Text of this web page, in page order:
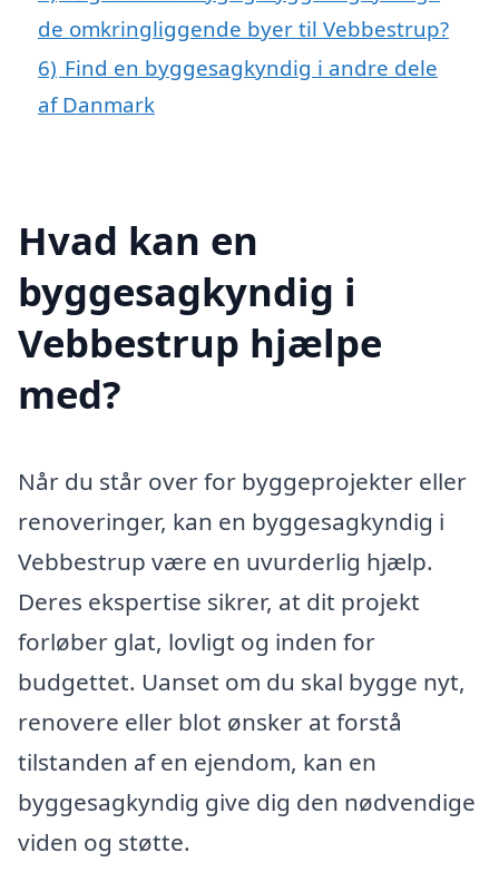
de omkringliggende byer til Vebbestrup?
6) Find en byggesagkyndig i andre dele
af Danmark
Hvad kan en
byggesagkyndig i
Vebbestrup hjælpe
med?
Når du står over for byggeprojekter eller
renoveringer, kan en byggesagkyndig i
Vebbestrup være en uvurderlig hjælp.
Deres ekspertise sikrer, at dit projekt
forløber glat, lovligt og inden for
budgettet. Uanset om du skal bygge nyt,
renovere eller blot ønsker at forstå
tilstanden af en ejendom, kan en
byggesagkyndig give dig den nødvendige
viden og støtte.